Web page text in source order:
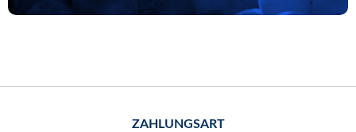
ZAHLUNGSART